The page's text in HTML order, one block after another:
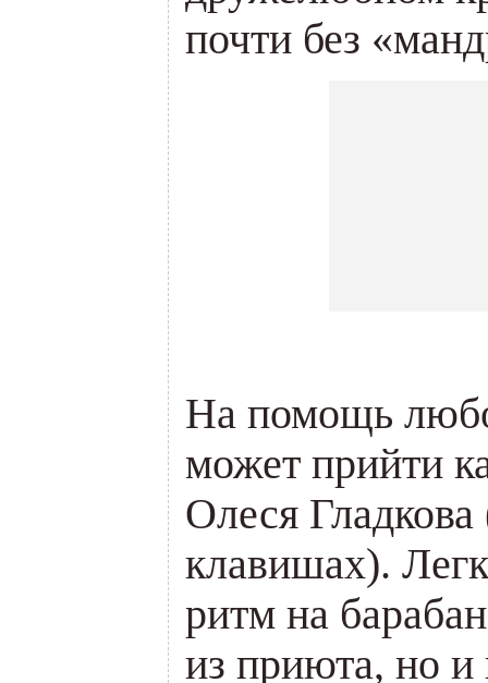
почти без
На помощь
может прийти
Олеся
клавишах).
ритм на
из приюта, но